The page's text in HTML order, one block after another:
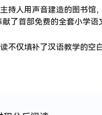
持人用声音建造的图书馆
了首部免费的全套小学语
不仅填补了汉语教学的空